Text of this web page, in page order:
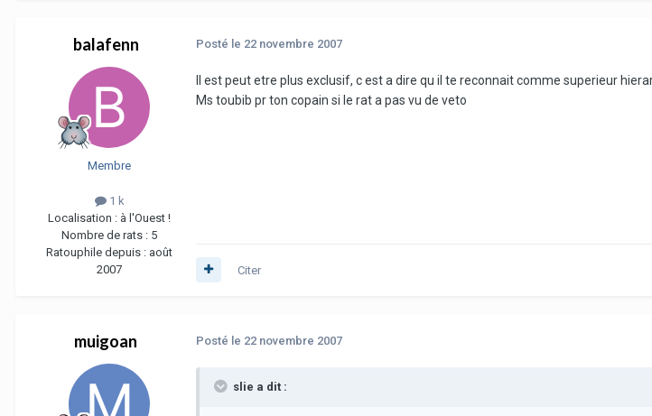
balafenn
Membre
1 k
Localisation : à l'Ouest !
Nombre de rats : 5
Ratouphile depuis : août
2007
Posté le 22 novembre 2007
Il est peut etre plus exclusif, c est a dire qu il te reconnait comme superieur
Ms toubib pr ton copain si le rat a pas vu de veto
Citer
muigoan Posté le 22 novembre 2007
slie a dit :